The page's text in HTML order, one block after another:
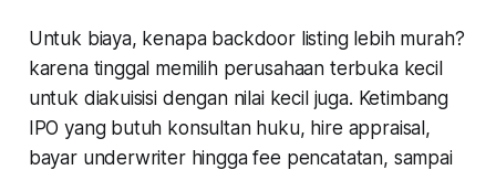
Untuk biaya, kenapa backdoor listing lebih murah?
karena tinggal memilih perusahaan terbuka kecil
untuk diakuisisi dengan nilai kecil juga. Ketimbang
IPO yang butuh konsultan huku, hire appraisal,
bayar underwriter hingga fee pencatatan, sampai